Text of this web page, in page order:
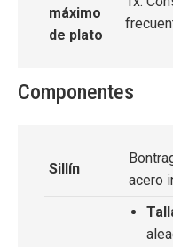
máximo
de plato
Componentes
Sillín
acero